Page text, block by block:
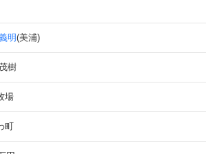
明(美浦)
樹
場
町